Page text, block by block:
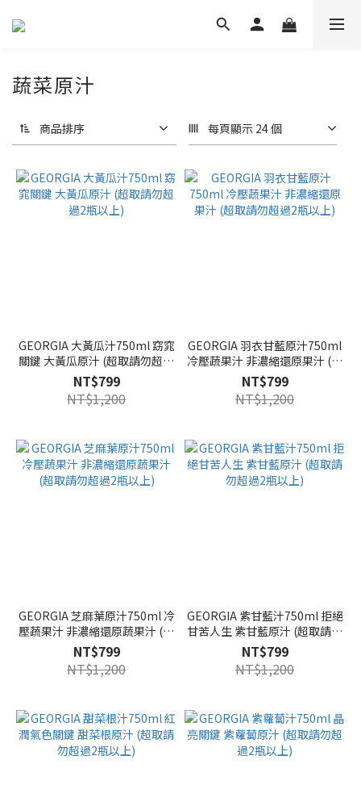
蔬菜原汁
商品排序 每頁顯示 24 個
GEORGIA 大黃瓜汁750ml 窈窕
關鍵 大黃瓜原汁 (超取請勿超過
2瓶以上)
NT$799
NT$1,200
GEORGIA 羽衣甘藍原汁750ml
冷壓蔬果汁 非濃縮還原果汁 (超
取請勿超過2瓶以上)
NT$799
NT$1,200
GEORGIA 芝麻葉原汁750ml 冷
壓蔬果汁 非濃縮還原蔬果汁 (超
取請勿超過2瓶以上)
NT$799
NT$1,200
GEORGIA 紫甘藍汁750ml 拒絕
甘苦人生 紫甘藍原汁 (超取請勿
超過2瓶以上)
NT$799
NT$1,200